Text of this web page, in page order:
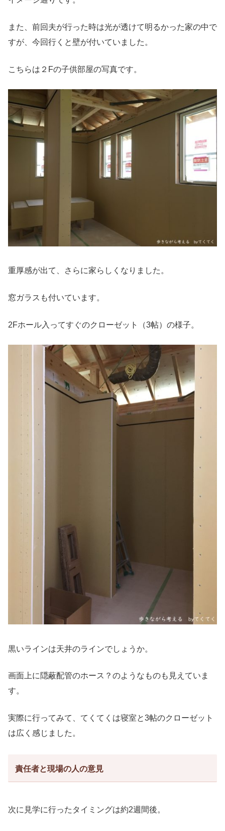
また、前回夫が行った時は光が透けて明るかった家の中で
すが、 今回行くと壁が付いていました。
こちらは２Fの子供部屋の写真です。
重厚感が出て、さらに家らしくなりました。
窓ガラスも付いています。
2Fホール入ってすぐのクローゼット（3帖）の様子。
黒いラインは天井のラインでしょうか。
画面上に隠蔽配管のホース？のようなものも見えていま
す。
実際に行ってみて、てくてくは寝室と3帖のクローゼット
は広く感じました。
責任者と現場の人の意見
次に見学に行ったタイミングは約2週間後。